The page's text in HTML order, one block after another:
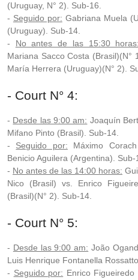
(Uruguay, N° 2). Sub-16.
- Seguido por: Gabriana Muela
(Uruguay). Sub-14.
- No antes de las 15:30 horas:
Mariana Sacco Costa
María Herrera (Uruguay)(N° 2).
- Court N° 4:
- Desde las 9:00 am: Joaquín
Mifano Pinto (Brasil). Sub-14.
- Seguido por: Máximo
Benicio Aguilera (Argentina). Sub-
- No antes de las 14:00 horas:
Nico (Brasil) vs. Enrico
(Brasil)(N° 2). Sub-14.
- Court N° 5:
- Desde las 9:00 am: João
Luis Henrique Fontanella
- Seguido por: Enrico